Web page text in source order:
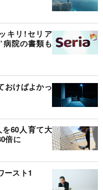
キリ!セリア
院の書類も
おけばよかっ
60人育て大
倍に
ースト1